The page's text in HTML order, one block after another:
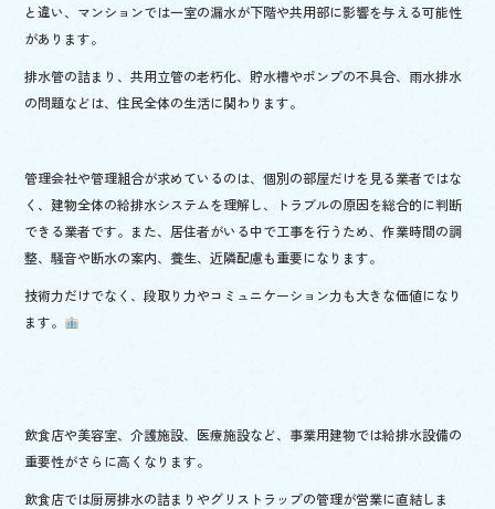
と違い、マンションでは一室の漏水が下階や共用部に影響を与える可能性
があります。
排水管の詰まり、共用立管の老朽化、貯水槽やポンプの不具合、雨水排水
の問題などは、住民全体の生活に関わります。
管理会社や管理組合が求めているのは、個別の部屋だけを見る業者ではな
く、建物全体の給排水システムを理解し、トラブルの原因を総合的に判断
できる業者です。また、居住者がいる中で工事を行うため、作業時間の調
整、騒音や断水の案内、養生、近隣配慮も重要になります。
技術力だけでなく、段取り力やコミュニケーション力も大きな価値になり
ます。
飲食店や美容室、介護施設、医療施設など、事業用建物では給排水設備の
重要性がさらに高くなります。
飲食店では厨房排水の詰まりやグリストラップの管理が営業に直結しま